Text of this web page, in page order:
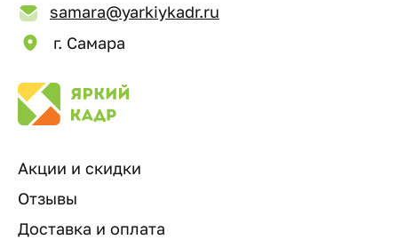
samara@yarkiykadr.ru
г. Самара
Акции и скидки
Отзывы
Доставка и оплата